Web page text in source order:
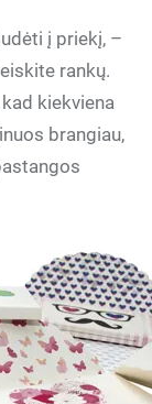
į priekį, –
rankų.
kiekviena
brangiau,